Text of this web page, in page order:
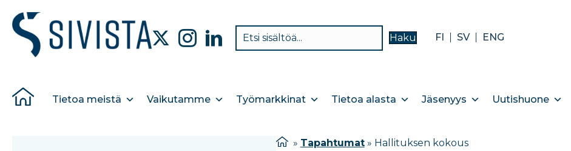
Haku FI SV ENG
Tietoa meistä Vaikutamme Työmarkkinat Tietoa alasta Jäsenyys Uutishuone
» Tapahtumat» Hallituksen kokous